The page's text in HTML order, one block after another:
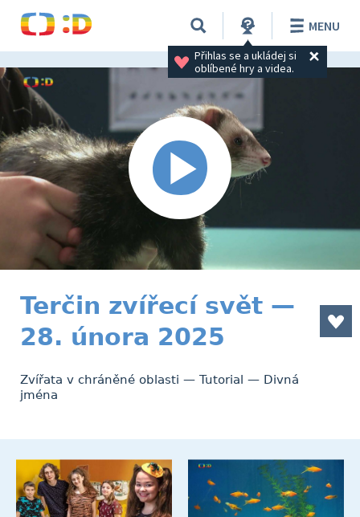
Přihlas se a ukládej si
oblíbené hry a videa.
MENU
Terčin zvířecí svět —
28. února 2025
Zvířata v chráněné oblasti — Tutorial — Divná
jména